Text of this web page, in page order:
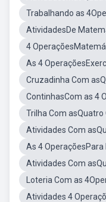
Trabalhando as
AtividadesDe
4
As 4
Cruzadinha Com
ContinhasCom as 4
Trilha Com asQuatro
Atividades Com
As 4
Atividades Com
Loteria Com as
Atividades 4